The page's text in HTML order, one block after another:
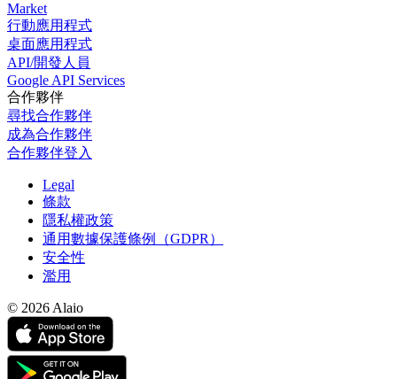
Market
行動應用程式
桌面應用程式
API/開發人員
Google API Services
合作夥伴
尋找合作夥伴
成為合作夥伴
合作夥伴登入
Legal
條款
隱私權政策
通用數據保護條例（GDPR）
安全性
濫用
© 2026 Alaio